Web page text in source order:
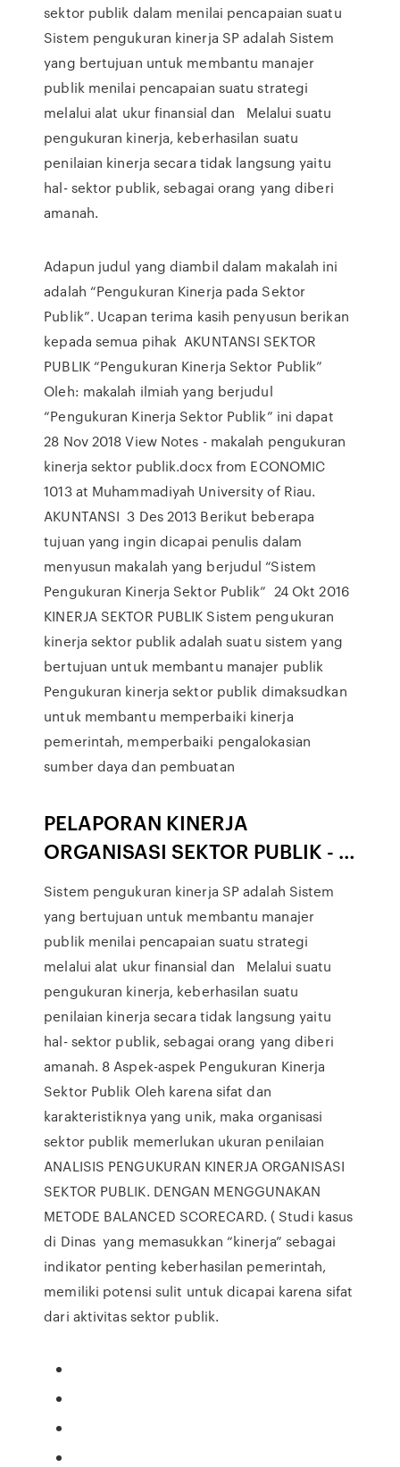
sektor publik dalam menilai pencapaian suatu
Sistem pengukuran kinerja SP adalah Sistem
yang bertujuan untuk membantu manajer
publik menilai pencapaian suatu strategi
melalui alat ukur finansial dan Melalui suatu
pengukuran kinerja, keberhasilan suatu
penilaian kinerja secara tidak langsung yaitu
hal- sektor publik, sebagai orang yang diberi
amanah.
Adapun judul yang diambil dalam makalah ini
adalah “Pengukuran Kinerja pada Sektor
Publik”. Ucapan terima kasih penyusun berikan
kepada semua pihak AKUNTANSI SEKTOR
PUBLIK “Pengukuran Kinerja Sektor Publik”
Oleh: makalah ilmiah yang berjudul
“Pengukuran Kinerja Sektor Publik” ini dapat
28 Nov 2018 View Notes - makalah pengukuran
kinerja sektor publik.docx from ECONOMIC
1013 at Muhammadiyah University of Riau.
AKUNTANSI 3 Des 2013 Berikut beberapa
tujuan yang ingin dicapai penulis dalam
menyusun makalah yang berjudul “Sistem
Pengukuran Kinerja Sektor Publik” 24 Okt 2016
KINERJA SEKTOR PUBLIK Sistem pengukuran
kinerja sektor publik adalah suatu sistem yang
bertujuan untuk membantu manajer publik
Pengukuran kinerja sektor publik dimaksudkan
untuk membantu memperbaiki kinerja
pemerintah, memperbaiki pengalokasian
sumber daya dan pembuatan
PELAPORAN KINERJA
ORGANISASI SEKTOR PUBLIK - …
Sistem pengukuran kinerja SP adalah Sistem
yang bertujuan untuk membantu manajer
publik menilai pencapaian suatu strategi
melalui alat ukur finansial dan Melalui suatu
pengukuran kinerja, keberhasilan suatu
penilaian kinerja secara tidak langsung yaitu
hal- sektor publik, sebagai orang yang diberi
amanah. 8 Aspek-aspek Pengukuran Kinerja
Sektor Publik Oleh karena sifat dan
karakteristiknya yang unik, maka organisasi
sektor publik memerlukan ukuran penilaian
ANALISIS PENGUKURAN KINERJA ORGANISASI
SEKTOR PUBLIK. DENGAN MENGGUNAKAN
METODE BALANCED SCORECARD. ( Studi kasus
di Dinas yang memasukkan “kinerja” sebagai
indikator penting keberhasilan pemerintah,
memiliki potensi sulit untuk dicapai karena sifat
dari aktivitas sektor publik.